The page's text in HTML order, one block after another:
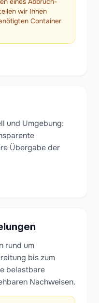
wir Ihnen
Container
und Umgebung:
Übergabe der
rund um
bis zum
belastbare
Nachweisen.